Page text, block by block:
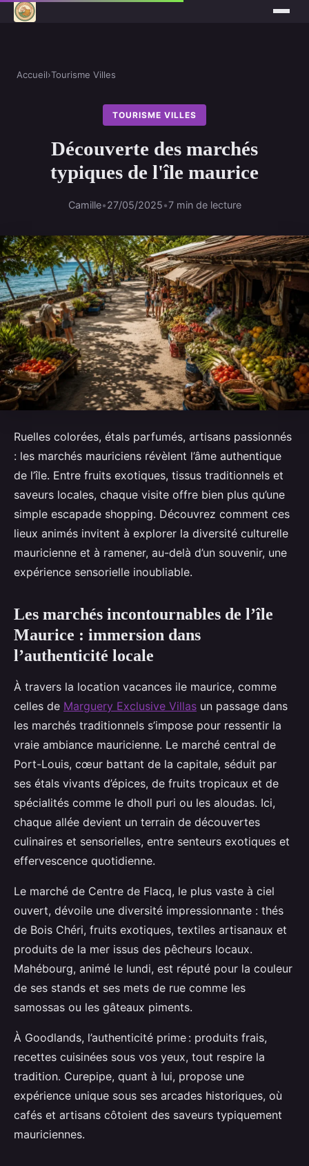
Accueil›Tourisme Villes
TOURISME VILLES
Découverte des marchés
typiques de l'île maurice
Camille•27/05/2025•7 min de lecture
Ruelles colorées, étals parfumés, artisans passionnés
: les marchés mauriciens révèlent l’âme authentique
de l’île. Entre fruits exotiques, tissus traditionnels et
saveurs locales, chaque visite offre bien plus qu’une
simple escapade shopping. Découvrez comment ces
lieux animés invitent à explorer la diversité culturelle
mauricienne et à ramener, au-delà d’un souvenir, une
expérience sensorielle inoubliable.
Les marchés incontournables de l’île
Maurice : immersion dans
l’authenticité locale
À travers la location vacances ile maurice, comme
celles de Marguery Exclusive Villas un passage dans
les marchés traditionnels s’impose pour ressentir la
vraie ambiance mauricienne. Le marché central de
Port-Louis, cœur battant de la capitale, séduit par
ses étals vivants d’épices, de fruits tropicaux et de
spécialités comme le dholl puri ou les aloudas. Ici,
chaque allée devient un terrain de découvertes
culinaires et sensorielles, entre senteurs exotiques et
effervescence quotidienne.
Le marché de Centre de Flacq, le plus vaste à ciel
ouvert, dévoile une diversité impressionnante : thés
de Bois Chéri, fruits exotiques, textiles artisanaux et
produits de la mer issus des pêcheurs locaux.
Mahébourg, animé le lundi, est réputé pour la couleur
de ses stands et ses mets de rue comme les
samossas ou les gâteaux piments.
À Goodlands, l’authenticité prime : produits frais,
recettes cuisinées sous vos yeux, tout respire la
tradition. Curepipe, quant à lui, propose une
expérience unique sous ses arcades historiques, où
cafés et artisans côtoient des saveurs typiquement
mauriciennes.